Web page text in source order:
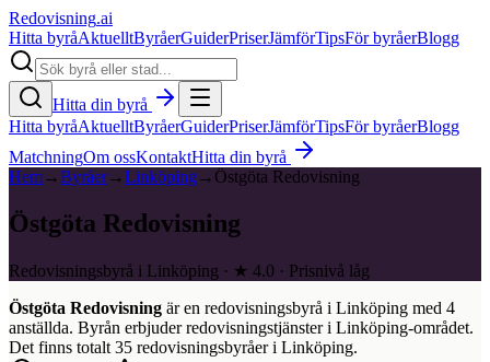
Redovisning.ai
Hitta byråAktuelltByråerGuiderPriserJämförTipsFör byråerBlogg
Hitta din byrå
Hitta byråAktuelltByråerGuiderPriserJämförTipsFör byråerBlogg
MatchningOm ossKontaktHitta din byrå
Hem→Byråer→Linköping→ Östgöta Redovisning
Östgöta Redovisning
Redovisningsbyrå i Linköping · ★ 4.0 · Prisnivå låg
Östgöta Redovisning är en redovisningsbyrå i Linköping med 4
anställda. Byrån erbjuder redovisningstjänster i Linköping-området.
Det finns totalt 35 redovisningsbyråer i Linköping.